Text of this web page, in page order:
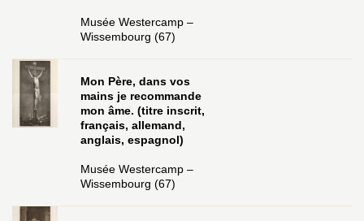
Musée Westercamp –
Wissembourg (67)
Mon Père, dans vos
mains je recommande
mon âme. (titre inscrit,
français, allemand,
anglais, espagnol)
Musée Westercamp –
Wissembourg (67)